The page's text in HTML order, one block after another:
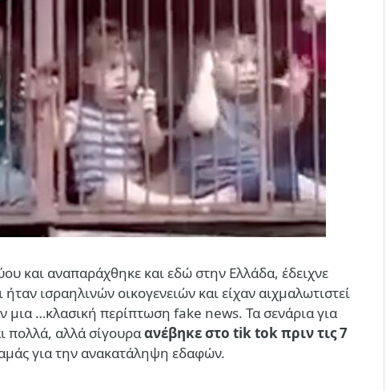
και αναπαράχθηκε και εδώ στην Ελλάδα, έδειχνε
ισραηλινών οικογενειών και είχαν αιχμαλωτιστεί
μια …κλασική περίπτωση fake news. Τα σενάρια για
πολλά, αλλά σίγουραανέβηκε στο tik tok πριν τις 7
για την ανακατάληψη εδαφών.